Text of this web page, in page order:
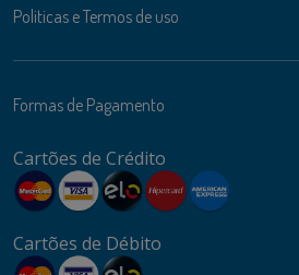
Politicas e Termos de uso
Formas de Pagamento
Cartões de Crédito
Cartões de Débito